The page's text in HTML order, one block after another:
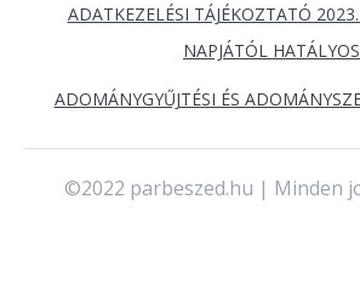
ADATKEZELÉSI TÁJÉKOZTATÓ
NAPJÁTÓL HATÁLYOS
ADOMÁNYGYŰJTÉSI ÉS
©2022 parbeszed.hu | Minden